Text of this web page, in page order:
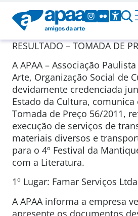
RESULTADO – TOMADA DE
A APAA – Associação
Arte, Organização Social de
devidamente credenciada
Estado da Cultura,
Tomada de Preço 56/2011,
execução de serviços de
materiais diversos e
para o 4º Festival da
com a Literatura.
1º Lugar: Famar Serviços Ltda
A APAA informa a empresa
apresente os documentos